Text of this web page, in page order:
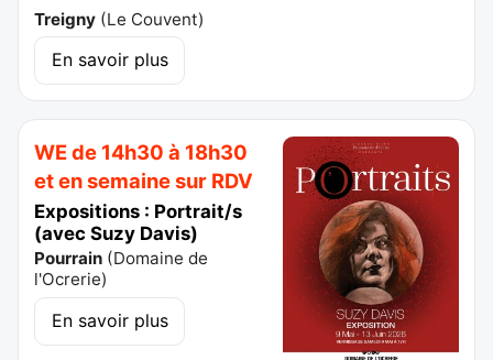
Treigny (Le Couvent)
En savoir plus
WE de 14h30 à 18h30
et en semaine sur RDV
Expositions : Portrait/s
(avec Suzy Davis)
Pourrain (Domaine de
l'Ocrerie)
En savoir plus